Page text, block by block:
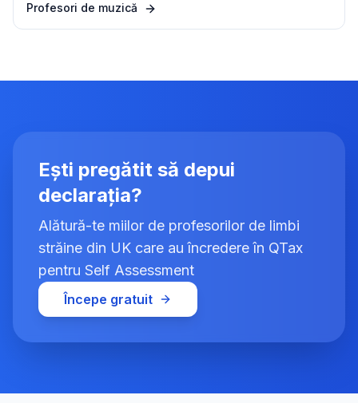
Profesori de muzică
Ești pregătit să depui
declarația?
Alătură-te miilor de profesorilor de limbi
străine din UK care au încredere în QTax
pentru Self Assessment
Începe gratuit